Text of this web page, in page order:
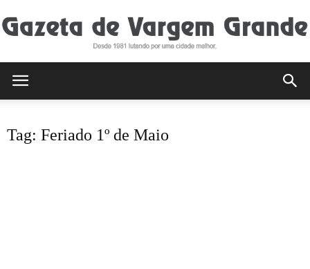
Tag: Feriado 1º de Maio